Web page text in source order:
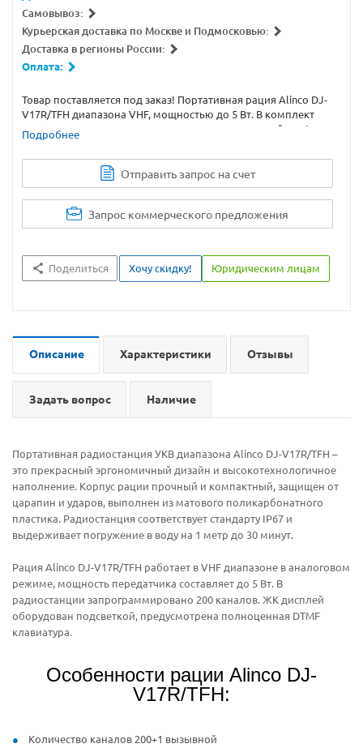
Самовывоз:
Курьерская доставка по Москве и Подмосковью:
Доставка в регионы России:
Оплата:
Товар поставляется под заказ! Портативная рация Alinco DJ-
V17R/TFH диапазона VHF, мощностью до 5 Вт. В комплект
поставки не входит аккумулятор и зарядное устройство!
Модуляция Variable reactance, супергетеродин с двойным
преобразованием, ЖК дисплей, DTMF 16 кнопочная
Подробнее
Отправить запрос на счет
Запрос коммерческого предложения
Поделиться Хочу скидку! Юридическим лицам
Описание Характеристики Отзывы
Задать вопрос Наличие
Портативная радиостанция УКВ диапазона Alinco DJ-V17R/TFH –
это прекрасный эргономичный дизайн и высокотехнологичное
наполнение. Корпус рации прочный и компактный, защищен от
царапин и ударов, выполнен из матового поликарбонатного
пластика. Радиостанция соответствует стандарту IP67 и
выдерживает погружение в воду на 1 метр до 30 минут.
Рация Alinco DJ-V17R/TFH работает в VHF диапазоне в аналоговом
режиме, мощность передатчика составляет до 5 Вт. В
радиостанции запрограммировано 200 каналов. ЖК дисплей
оборудован подсветкой, предусмотрена полноценная DTMF
клавиатура.
Особенности рации Alinco DJ-
V17R/TFH:
Количество каналов 200+1 вызывной